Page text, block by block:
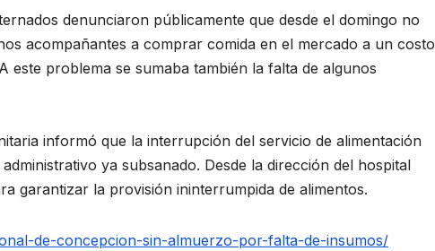
denunciaron públicamente que desde el domingo no
acompañantes a comprar comida en el mercado a un costo
problema se sumaba también la falta de algunos
informó que la interrupción del servicio de alimentación
ya subsanado. Desde la dirección del hospital
garantizar la provisión ininterrumpida de alimentos.
de-concepcion-sin-almuerzo-por-falta-de-insumos/